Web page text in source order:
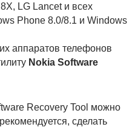
LG Lancet и всех
Phone 8.0/8.1 и Windows
аппаратов телефонов
Nokia Software
Recovery Tool можно
сделать